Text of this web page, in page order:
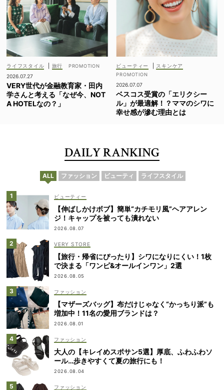
ライフスタイル
旅行
2026.07.27
VERY世代が金融教育家・田内
学さんと考える「なぜ今、NOT
A HOTELなの？」
ビューティー スキンケア
2026.07.07
ベスコス受賞の「エリクシー
ル」が最適解！？ママのシワに
幸せ感が滲む理由とは
DAILY RANKING
ALL ファッション ビューティ ライフスタイル
ビューティー
【伸ばしかけボブ】簡単“カチモリ風”ヘアアレン
ジ！キャップを被っても潰れない
2026.08.07
VERY STORE
【旅行・帰省にぴったり】シワになりにくい！1枚
で決まる「ワンピ&オールインワン」2選
2026.08.05
ファッション
【マザーズバッグ】布だけじゃなく“かっちり派”も
増加中！11名の愛用ブランドは？
2026.08.01
ファッション
大人の【キレイめスポサン5選】厚底、ふわふわソ
ール…歩きやすくて夏の旅行にも！
2026.08.04
ファッション